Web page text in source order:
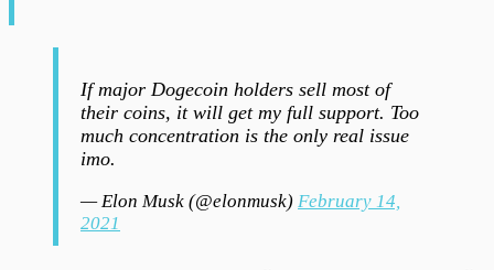
If major Dogecoin holders sell most of
their coins, it will get my full support. Too
much concentration is the only real issue
imo.
— Elon Musk (@elonmusk) February 14,
2021